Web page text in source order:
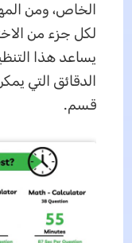
الخاص، ومن
لكل جزء من
يساعد هذا
الدقائق التي
قسم.